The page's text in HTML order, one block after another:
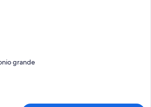
grande